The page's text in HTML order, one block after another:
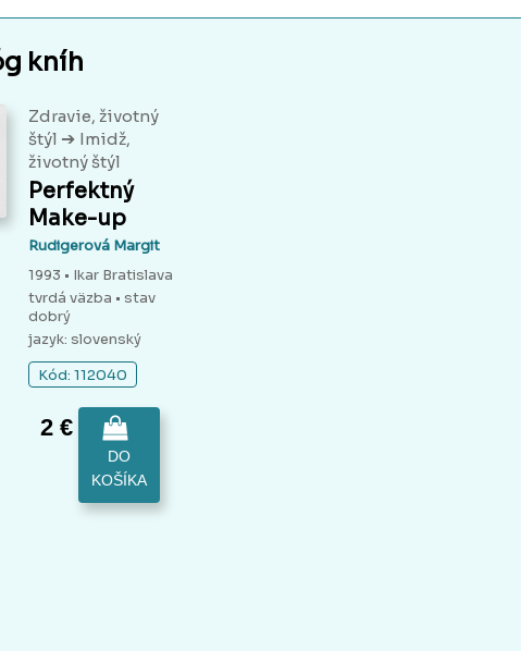
kníh
Zdravie, životný
štýl ➔ Imidž,
životný štýl
Perfektný
Make-up
Rudigerová Margit
1993 • Ikar Bratislava
tvrdá väzba • stav
dobrý
jazyk: slovenský
Kód: 112040
2 €
DO
KOŠÍKA